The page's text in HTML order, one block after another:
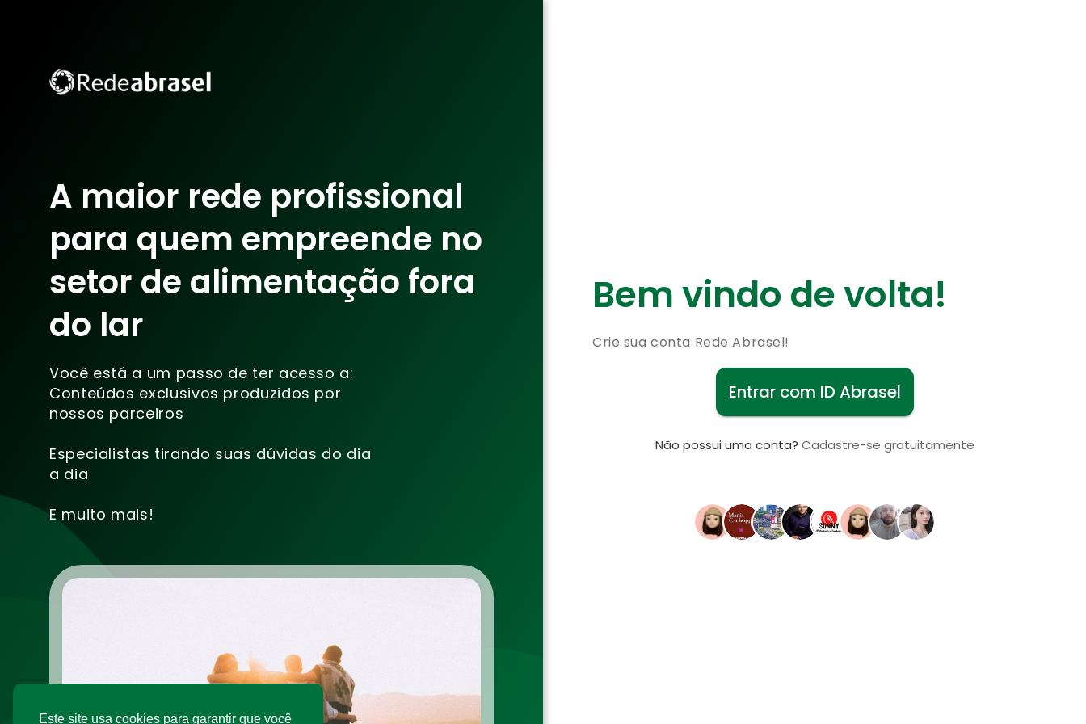
Este site usa cookies para garantir que você
A maior rede profissional
para quem empreende no
setor de alimentação fora
do lar
Você está a um passo de ter acesso a:
Conteúdos exclusivos produzidos por
nossos parceiros
Especialistas tirando suas dúvidas do dia
a dia
E muito mais!
Bem vindo de volta!
Crie sua conta Rede Abrasel!
Entrar com ID Abrasel
Não possui uma conta? Cadastre-se gratuitamente